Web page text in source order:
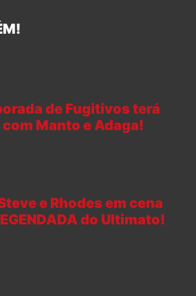
de Fugitivos terá
Manto e Adaga!
e Rhodes em cena
do Ultimato!